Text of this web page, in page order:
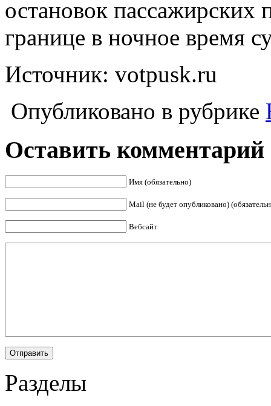
остановок пассажирских
границе в ночное время
Источник: votpusk.ru
Опубликовано в рубрике
Оставить комментарий
Имя (обязательно)
Mail (не будет опубликовано)
Вебсайт
Разделы